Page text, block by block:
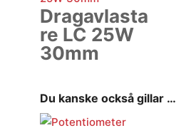
Dragavlasta
re LC 25W
30mm
Du kanske också gillar …